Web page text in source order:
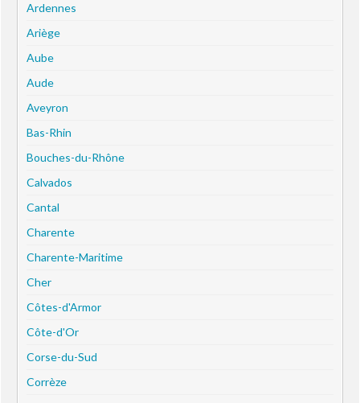
Ardennes
Ariège
Aube
Aude
Aveyron
Bas-Rhin
Bouches-du-Rhône
Calvados
Cantal
Charente
Charente-Maritime
Cher
Côtes-d'Armor
Côte-d'Or
Corse-du-Sud
Corrèze